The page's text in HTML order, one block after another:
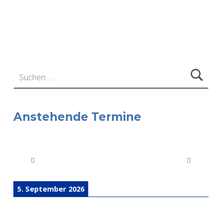
Anstehende Termine
5. September 2026